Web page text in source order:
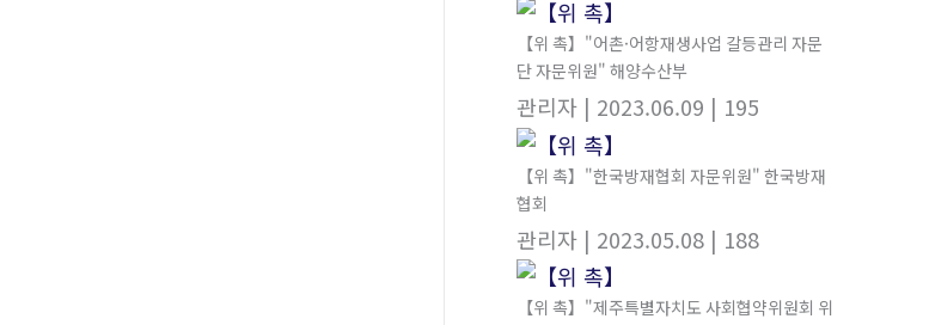
【위 촉】"어촌·어항재생사업 갈등관리 자문
단 자문위원" 해양수산부
관리자 | 2023.06.09 | 195
【위 촉】"한국방재협회 자문위원" 한국방재
협회
관리자 | 2023.05.08 | 188
【위 촉】"제주특별자치도 사회협약위원회 위